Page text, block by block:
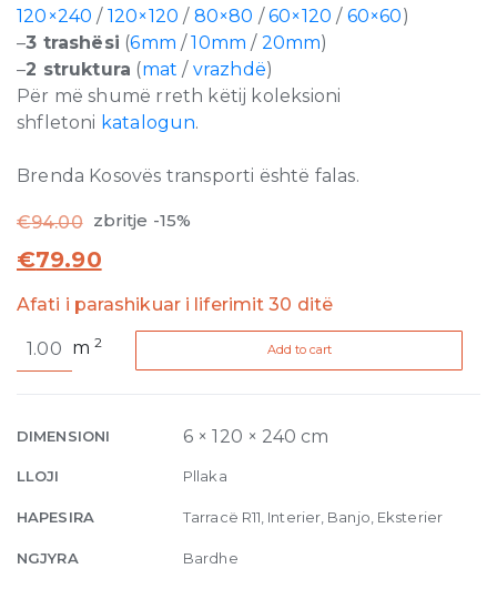
120×240 / 120×120 / 80×80 /60×120 / 60×60)
–3 trashësi (6mm /10mm / 20mm)
–2 struktura (mat/ vrazhdë)
Për më shumë rreth këtij koleksioni
shfletoni katalogun.
Brenda Kosovës transporti është falas.
€94.00 zbritje -15%
€79.90
Afati i parashikuar i liferimit 30 ditë
Chalk
120
240
quantity
m2 Add to cart
DIMENSIONI 6 × 120 × 240 cm
LLOJI Pllaka
HAPESIRA Tarracë R11, Interier, Banjo, Eksterier
NGJYRA Bardhe